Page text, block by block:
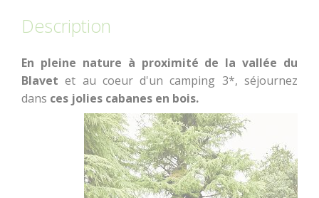
cheval...
Sorties en famille
À l'eau !
Centre équestre
Description
En pleine nature à proximité de la vallée du
Blavetet au coeur d'un camping 3*, séjournez
dans ces jolies cabanes en bois.